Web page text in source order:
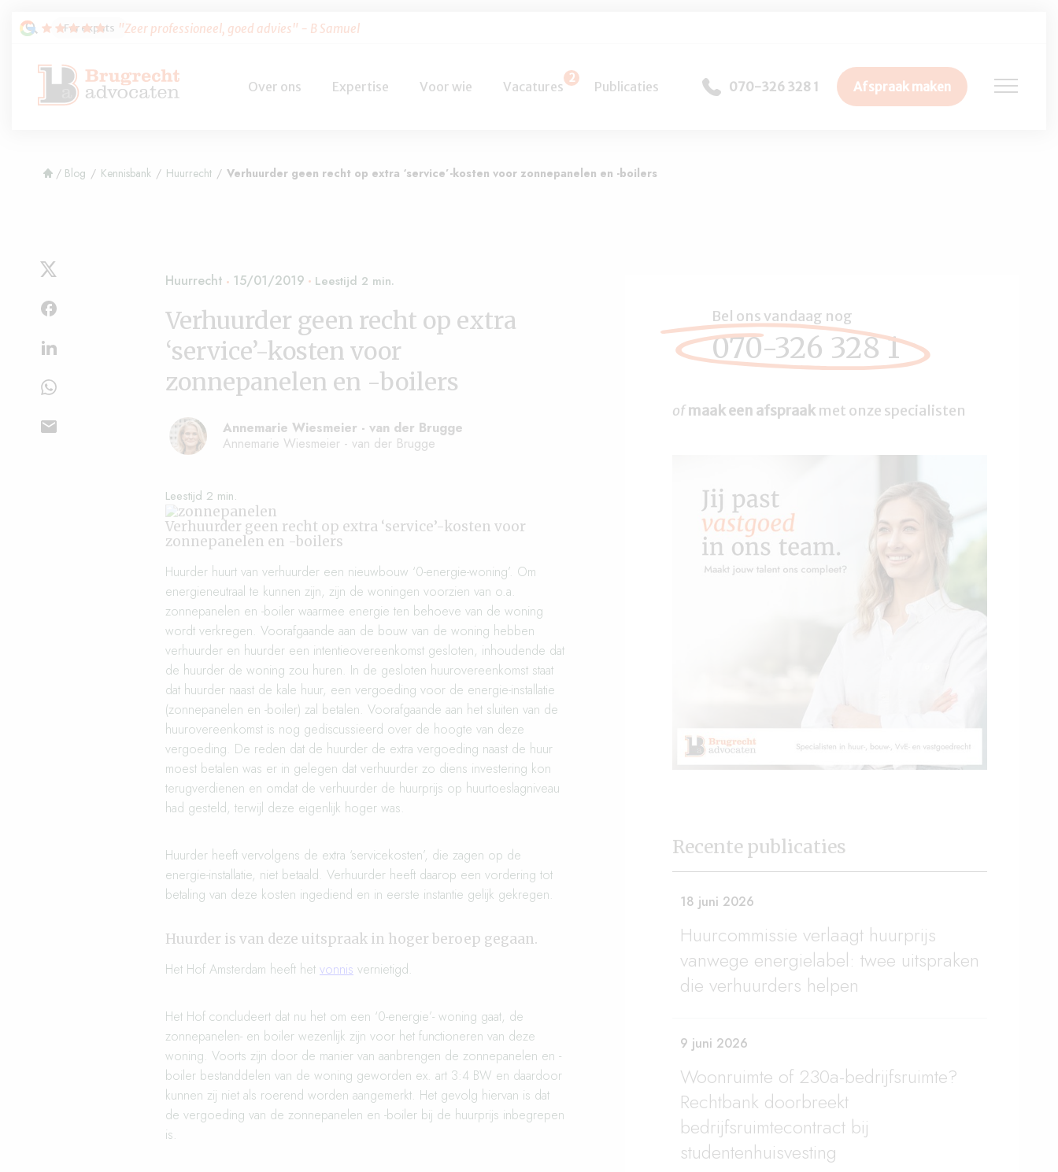
/ Blog / Kennisbank / Huurrecht / Verhuurder geen recht op extra ‘service’-kosten voor zonnepanelen en -boilers
Huurrecht 15/01/2019
Verhuurder geen recht op extra
‘service’-kosten voor
zonnepanelen en -boilers
Annemarie Wiesmeier - van der Brugge
Annemarie Wiesmeier - van der Brugge
Verhuurder geen recht op extra ‘service’-kosten voor
zonnepanelen en -boilers
Huurder huurt van verhuurder een nieuwbouw ‘0-energie-woning’. Om
energieneutraal te kunnen zijn, zijn de woningen voorzien van o.a.
zonnepanelen en -boiler waarmee energie ten behoeve van de woning
wordt verkregen. Voorafgaande aan de bouw van de woning hebben
verhuurder en huurder een intentieovereenkomst gesloten, inhoudende dat
de huurder de woning zou huren. In de gesloten huurovereenkomst staat
dat huurder naast de kale huur, een vergoeding voor de energie-installatie
(zonnepanelen en -boiler) zal betalen. Voorafgaande aan het sluiten van de
huurovereenkomst is nog gediscussieerd over de hoogte van deze
vergoeding. De reden dat de huurder de extra vergoeding naast de huur
moest betalen was er in gelegen dat verhuurder zo diens investering kon
terugverdienen en omdat de verhuurder de huurprijs op huurtoeslagniveau
had gesteld, terwijl deze eigenlijk hoger was.
Huurder heeft vervolgens de extra ‘servicekosten’, die zagen op de
energie-installatie, niet betaald. Verhuurder heeft daarop een vordering tot
betaling van deze kosten ingediend en in eerste instantie gelijk gekregen.
Huurder is van deze uitspraak in hoger beroep gegaan.
Het Hof Amsterdam heeft het vonnis vernietigd.
Het Hof concludeert dat nu het om een ‘0-energie’- woning gaat, de
zonnepanelen- en boiler wezenlijk zijn voor het functioneren van deze
woning. Voorts zijn door de manier van aanbrengen de zonnepanelen en -
boiler bestanddelen van de woning geworden ex. art 3:4 BW en daardoor
kunnen zij niet als roerend worden aangemerkt. Het gevolg hiervan is dat
de vergoeding van de zonnepanelen en -boiler bij de huurprijs inbegrepen
is.
Bel ons vandaag nog
070-326 328 1
of maak een afspraakmet onze specialisten
Recente publicaties
18 juni 2026
Huurcommissie verlaagt huurprijs
vanwege energielabel: twee uitspraken
die verhuurders helpen
9 juni 2026
Woonruimte of 230a-bedrijfsruimte?
Rechtbank doorbreekt
bedrijfsruimtecontract bij
studentenhuisvesting
"Zeer professioneel, goed advies" - B Samuel
For expats
Over ons Expertise Voor wie
2
Vacatures Publicaties 070-326 328 1 Afspraak maken